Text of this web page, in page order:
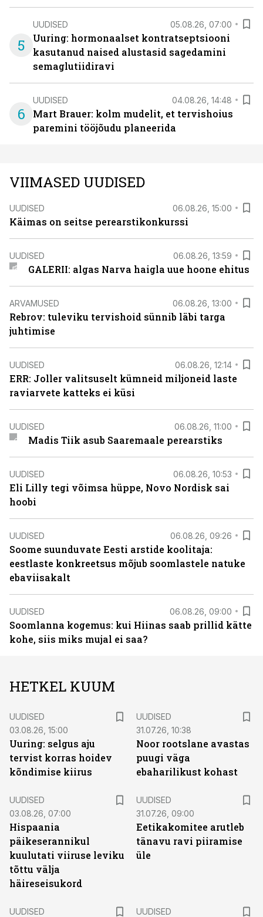
5
UUDISED 05.08.26, 07:00
Uuring: hormonaalset kontratseptsiooni
kasutanud naised alustasid sagedamini
semaglutiidiravi
6
UUDISED 04.08.26, 14:48
Mart Brauer: kolm mudelit, et tervishoius
paremini tööjõudu planeerida
VIIMASED UUDISED
UUDISED 06.08.26, 15:00
Käimas on seitse perearstikonkurssi
UUDISED 06.08.26, 13:59
GALERII: algas Narva haigla uue hoone ehitus
ARVAMUSED 06.08.26, 13:00
Rebrov: tuleviku tervishoid sünnib läbi targa
juhtimise
UUDISED 06.08.26, 12:14
ERR: Joller valitsuselt kümneid miljoneid laste
raviarvete katteks ei küsi
UUDISED 06.08.26, 11:00
Madis Tiik asub Saaremaale perearstiks
UUDISED 06.08.26, 10:53
Eli Lilly tegi võimsa hüppe, Novo Nordisk sai
hoobi
UUDISED 06.08.26, 09:26
Soome suunduvate Eesti arstide koolitaja:
eestlaste konkreetsus mõjub soomlastele natuke
ebaviisakalt
UUDISED 06.08.26, 09:00
Soomlanna kogemus: kui Hiinas saab prillid kätte
kohe, siis miks mujal ei saa?
HETKEL KUUM
UUDISED
03.08.26, 15:00
Uuring: selgus aju
tervist korras hoidev
kõndimise kiirus
UUDISED
31.07.26, 10:38
Noor rootslane avastas
puugi väga
ebaharilikust kohast
UUDISED
03.08.26, 07:00
Hispaania
päikeserannikul
kuulutati viiruse leviku
tõttu välja
häireseisukord
UUDISED
31.07.26, 09:00
Eetikakomitee arutleb
tänavu ravi piiramise
üle
UUDISED
UUDISED